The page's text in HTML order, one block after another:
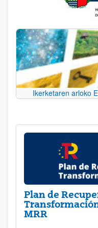
Ikerketaren arloko
Plan de
MRR